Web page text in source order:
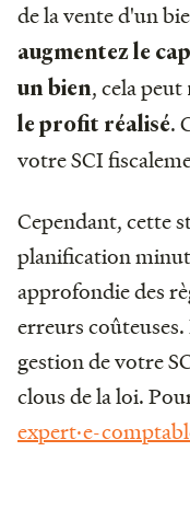
de la vente d'un
augmentez le
un bien, cela peut
le profit réalisé.
votre SCI
Cependant, cette
planification
approfondie des
erreurs
gestion de votre
clous de la loi.
expert·e-